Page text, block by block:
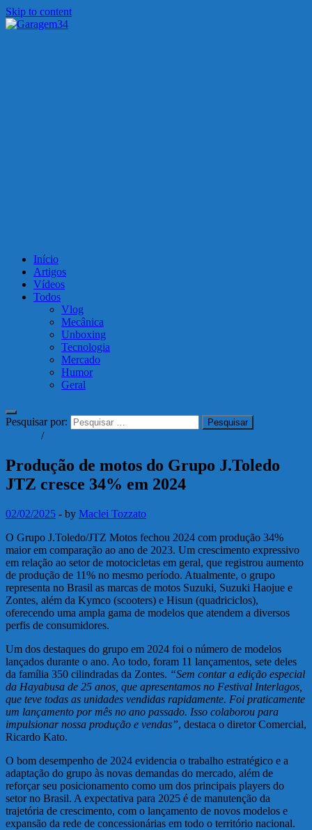
Skip to content
Início
Artigos
Vídeos
Todos
Vlog
Mecânica
Unboxing
Tecnologia
Mercado
Humor
Geral
Pesquisar por:
/
Produção de motos do Grupo J.Toledo
JTZ cresce 34% em 2024
02/02/2025 - by Maclei Tozzato
O Grupo J.Toledo/JTZ Motos fechou 2024 com produção 34%
maior em comparação ao ano de 2023. Um crescimento expressivo
em relação ao setor de motocicletas em geral, que registrou aumento
de produção de 11% no mesmo período. Atualmente, o grupo
representa no Brasil as marcas de motos Suzuki, Suzuki Haojue e
Zontes, além da Kymco (scooters) e Hisun (quadriciclos),
oferecendo uma ampla gama de modelos que atendem a diversos
perfis de consumidores.
Um dos destaques do grupo em 2024 foi o número de modelos
lançados durante o ano. Ao todo, foram 11 lançamentos, sete deles
da família 350 cilindradas da Zontes. “Sem contar a edição especial
da Hayabusa de 25 anos, que apresentamos no Festival Interlagos,
que teve todas as unidades vendidas rapidamente. Foi praticamente
um lançamento por mês no ano passado. Isso colaborou para
impulsionar nossa produção e vendas”, destaca o diretor Comercial,
Ricardo Kato.
O bom desempenho de 2024 evidencia o trabalho estratégico e a
adaptação do grupo às novas demandas do mercado, além de
reforçar seu posicionamento como um dos principais players do
setor no Brasil. A expectativa para 2025 é de manutenção da
trajetória de crescimento, com o lançamento de novos modelos e
expansão da rede de concessionárias em todo o território nacional.